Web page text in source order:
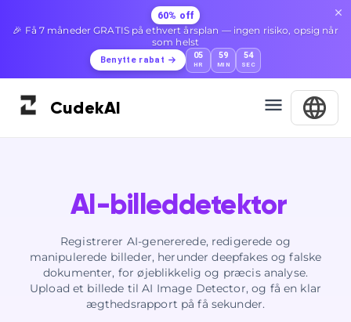
60% off
🎉 Få 7 måneder GRATIS på ethvert årsplan — ingen risiko, opsig når
som helst
Benytte rabat 05
HR
59
MIN
53
SEC
CudekAI
AI-billeddetektor
Registrerer AI-genererede, redigerede og
manipulerede billeder, herunder deepfakes og falske
dokumenter, for øjeblikkelig og præcis analyse.
Upload et billede til AI Image Detector, og få en klar
ægthedsrapport på få sekunder.